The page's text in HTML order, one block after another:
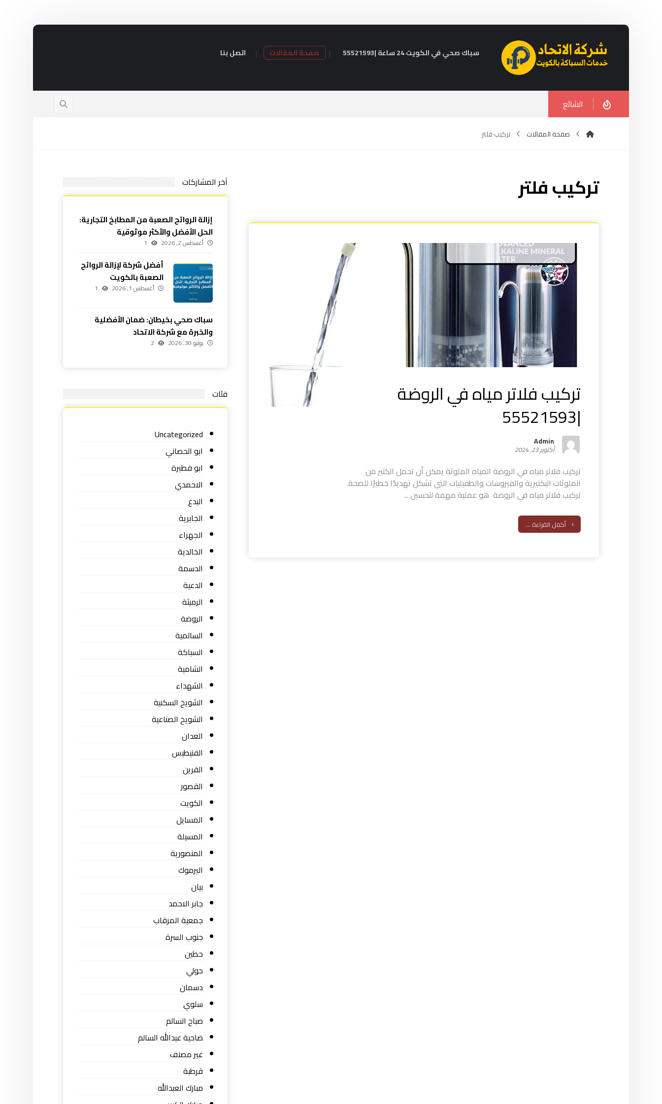
سباك صحي في الكويت 24 ساعة |55521593 صفحة المقالات اتصل بنا
الشائع
صفحة المقالات تركيب فلتر
تركيب فلتر
تركيب فلاتر مياه في الروضة
|55521593
Admin
أكتوبر 23, 2024
تركيب فلاتر مياه في الروضة المياه الملوثة يمكن أن تحمل الكثير من
الملوثات البكتيرية والفيروسات والطفيليات التي تشكل تهديدًا خطيرًا للصحة.
تركيب فلاتر مياه في الروضة هو عملية مهمة لتحسين ...
أكمل القراءة ...
آخر المشاركات
إزالة الروائح الصعبة من المطابخ التجارية:
الحل الأفضل والأكثر موثوقية
أغسطس 2, 2026 1
أفضل شركة لإزالة الروائح
الصعبة بالكويت
أغسطس 1, 2026 1
سباك صحي بخيطان: ضمان الأفضلية
والخبرة مع شركة الاتحاد
يوليو 30, 2026 2
فئات
Uncategorized
ابو الحصاني
ابو فطيرة
الاحمدي
البدع
الجابرية
الجهراء
الخالدية
الدسمة
الدعية
الرميثة
الروضة
السالمية
السباكة
الشامية
الشهداء
الشويخ السكنية
الشويخ الصناعية
العدان
الفنيطيس
القرين
القصور
الكويت
المسايل
المسيلة
المنصورية
اليرموك
بيان
جابر الاحمد
جمعية المرقاب
جنوب السرة
حطين
حولي
دسمان
سلوي
صباح السالم
ضاحية عبدالله السالم
غير مصنف
قرطبة
مبارك العبدالله